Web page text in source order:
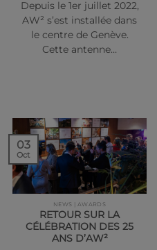
Depuis le 1er juillet 2022,
AW² s’est installée dans
le centre de Genève.
Cette antenne…
NEWS | AWARDS
RETOUR SUR LA
CÉLÉBRATION DES 25
ANS D’AW²
03
Oct